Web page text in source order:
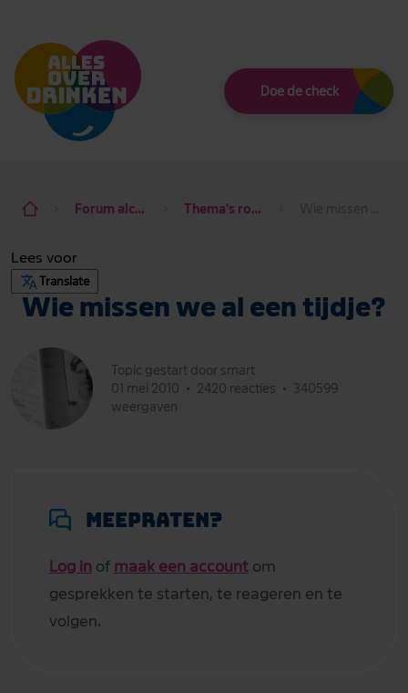
Doe de check
Forum alcohol de baas Thema's rondom alcohol
Lees voor
Translate
Wie missen we al een tijdje?
Topic gestart door smart
01 mei 2010
• 2420 reacties •
340599
weergaven
Meepraten?
Log in of maak een account om
gesprekken te starten, te reageren en te
volgen.